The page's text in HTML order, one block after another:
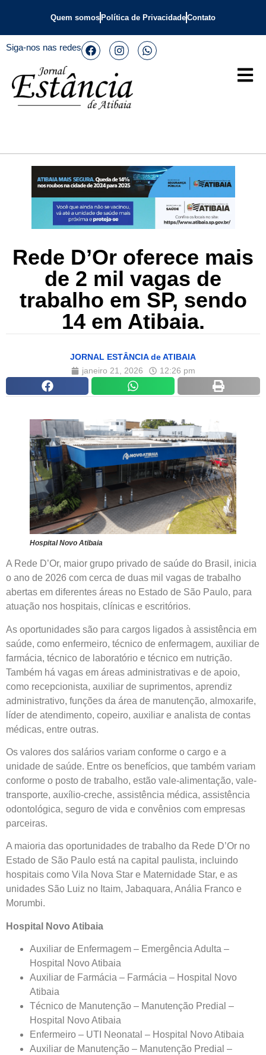
Quem somos Política de PrivacidadeContato
Siga-nos nas redes
Rede D’Or oferece mais
de 2 mil vagas de
trabalho em SP, sendo
14 em Atibaia.
JORNAL ESTÂNCIA de ATIBAIA
janeiro 21, 2026
12:26 pm
Hospital Novo Atibaia
A Rede D’Or, maior grupo privado de saúde do Brasil, inicia
o ano de 2026 com cerca de duas mil vagas de trabalho
abertas em diferentes áreas no Estado de São Paulo, para
atuação nos hospitais, clínicas e escritórios.
As oportunidades são para cargos ligados à assistência em
saúde, como enfermeiro, técnico de enfermagem, auxiliar de
farmácia, técnico de laboratório e técnico em nutrição.
Também há vagas em áreas administrativas e de apoio,
como recepcionista, auxiliar de suprimentos, aprendiz
administrativo, funções da área de manutenção, almoxarife,
líder de atendimento, copeiro, auxiliar e analista de contas
médicas, entre outras.
Os valores dos salários variam conforme o cargo e a
unidade de saúde. Entre os benefícios, que também variam
conforme o posto de trabalho, estão vale-alimentação, vale-
transporte, auxílio-creche, assistência médica, assistência
odontológica, seguro de vida e convênios com empresas
parceiras.
A maioria das oportunidades de trabalho da Rede D’Or no
Estado de São Paulo está na capital paulista, incluindo
hospitais como Vila Nova Star e Maternidade Star, e as
unidades São Luiz no Itaim, Jabaquara, Anália Franco e
Morumbi.
Hospital Novo Atibaia
Auxiliar de Enfermagem – Emergência Adulta –
Hospital Novo Atibaia
Auxiliar de Farmácia – Farmácia – Hospital Novo
Atibaia
Técnico de Manutenção – Manutenção Predial –
Hospital Novo Atibaia
Enfermeiro – UTI Neonatal – Hospital Novo Atibaia
Auxiliar de Manutenção – Manutenção Predial –